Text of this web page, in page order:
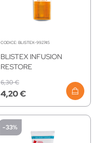
CODICE: BLISTEX-992745
BLISTEX INFUSION
RESTORE
4,20 €
6,30 €
-33%